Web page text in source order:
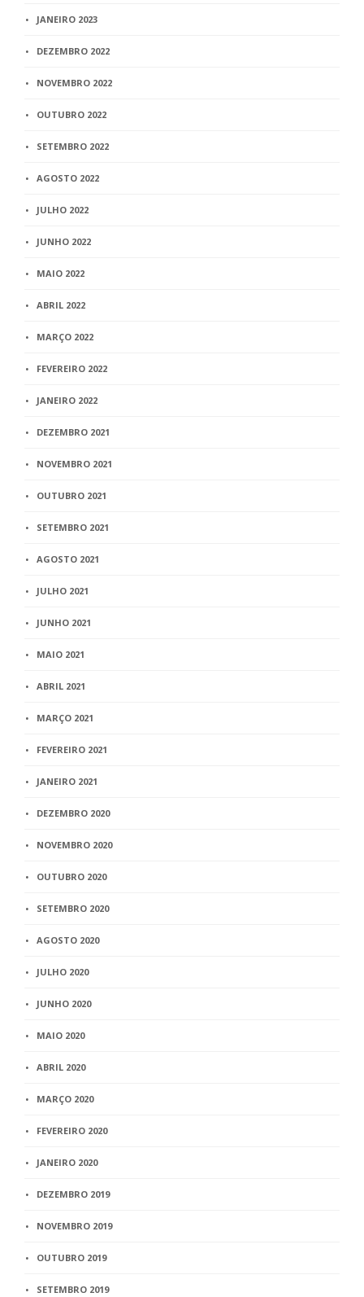
JANEIRO 2023
DEZEMBRO 2022
NOVEMBRO 2022
OUTUBRO 2022
SETEMBRO 2022
AGOSTO 2022
JULHO 2022
JUNHO 2022
MAIO 2022
ABRIL 2022
MARÇO 2022
FEVEREIRO 2022
JANEIRO 2022
DEZEMBRO 2021
NOVEMBRO 2021
OUTUBRO 2021
SETEMBRO 2021
AGOSTO 2021
JULHO 2021
JUNHO 2021
MAIO 2021
ABRIL 2021
MARÇO 2021
FEVEREIRO 2021
JANEIRO 2021
DEZEMBRO 2020
NOVEMBRO 2020
OUTUBRO 2020
SETEMBRO 2020
AGOSTO 2020
JULHO 2020
JUNHO 2020
MAIO 2020
ABRIL 2020
MARÇO 2020
FEVEREIRO 2020
JANEIRO 2020
DEZEMBRO 2019
NOVEMBRO 2019
OUTUBRO 2019
SETEMBRO 2019